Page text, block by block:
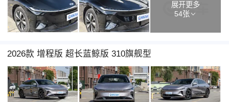
展开更多
54张
2026款 增程版 超长蓝鲸版 310旗舰型